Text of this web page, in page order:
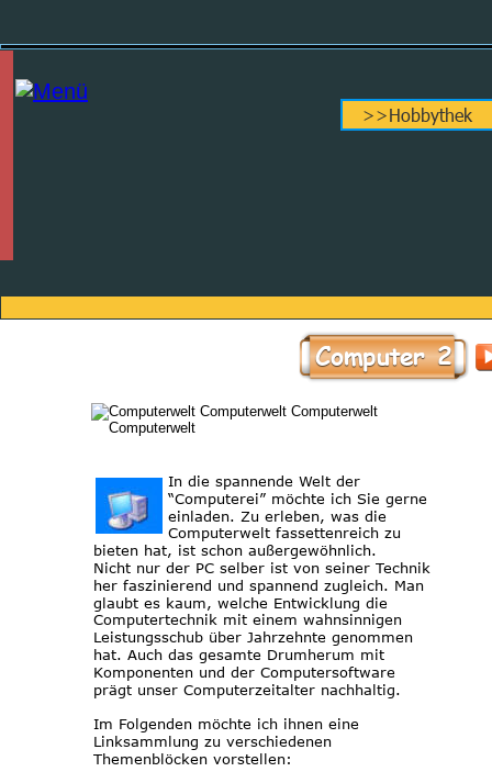
Computer 2
Computerwelt
In die spannende Welt der
“Computerei” möchte ich Sie gerne
einladen. Zu erleben, was die
Computerwelt fassettenreich zu
bieten hat, ist schon außergewöhnlich.
Nicht nur der PC selber ist von seiner Technik
her faszinierend und spannend zugleich. Man
glaubt es kaum, welche Entwicklung die
Computertechnik mit einem wahnsinnigen
Leistungsschub über Jahrzehnte genommen
hat. Auch das gesamte Drumherum mit
Komponenten und der Computersoftware
prägt unser Computerzeitalter nachhaltig.
Im Folgenden möchte ich ihnen eine
Linksammlung zu verschiedenen
Themenblöcken vorstellen:
>>Hobbythek